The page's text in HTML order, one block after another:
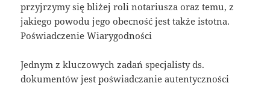
przyjrzymy się bliżej roli notariusza oraz temu, z
jakiego powodu jego obecność jest także istotna.
Poświadczenie Wiarygodności
Jednym z kluczowych zadań specjalisty ds.
dokumentów jest poświadczanie autentyczności